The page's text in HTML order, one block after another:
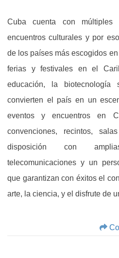
Cuba cuenta con múltiples
encuentros culturales y por
de los países más escogidos
ferias y festivales en el
educación, la biotecnología
convierten el país en un
eventos y encuentros en
convenciones, recintos,
disposición con
telecomunicaciones y un
que garantizan con éxitos el
arte, la ciencia, y el disfrute de